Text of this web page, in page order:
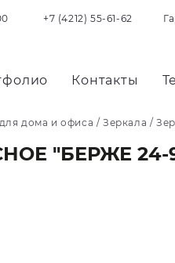
+7 (4212) 55-61-62
Контакты
дома и офиса /Зеркала /
"БЕРЖЕ 24-